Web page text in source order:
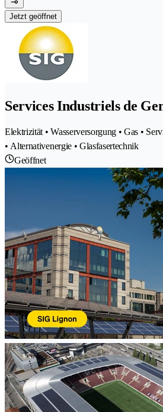
Jetzt geöffnet
Services Industriels de
Elektrizität • Wasserversorgung • Gas •
• Alternativenergie • Glasfasertechnik
Geöffnet